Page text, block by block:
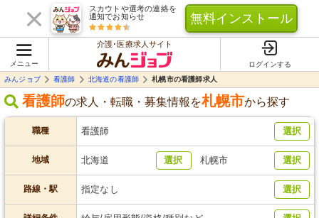
スカウトや選考の連絡を
通知でお知らせ
無料インストール
メニュー
介護･医療求人サイト
ログインする
みんジョブ
看護師 北海道の看護師 札幌市の看護師求人
看護師の求人・転職・募集情報を札幌市から探す
職種 看護師 選択
地域 北海道 選択 札幌市 選択
路線・駅 指定なし 選択